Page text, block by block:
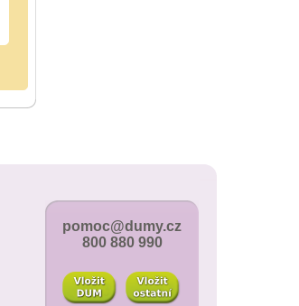
pomoc@dumy.cz
800 880 990